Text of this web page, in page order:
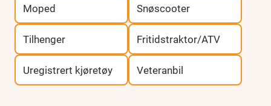
Moped Snøscooter
Tilhenger Fritidstraktor/ATV
Uregistrert kjøretøy Veteranbil